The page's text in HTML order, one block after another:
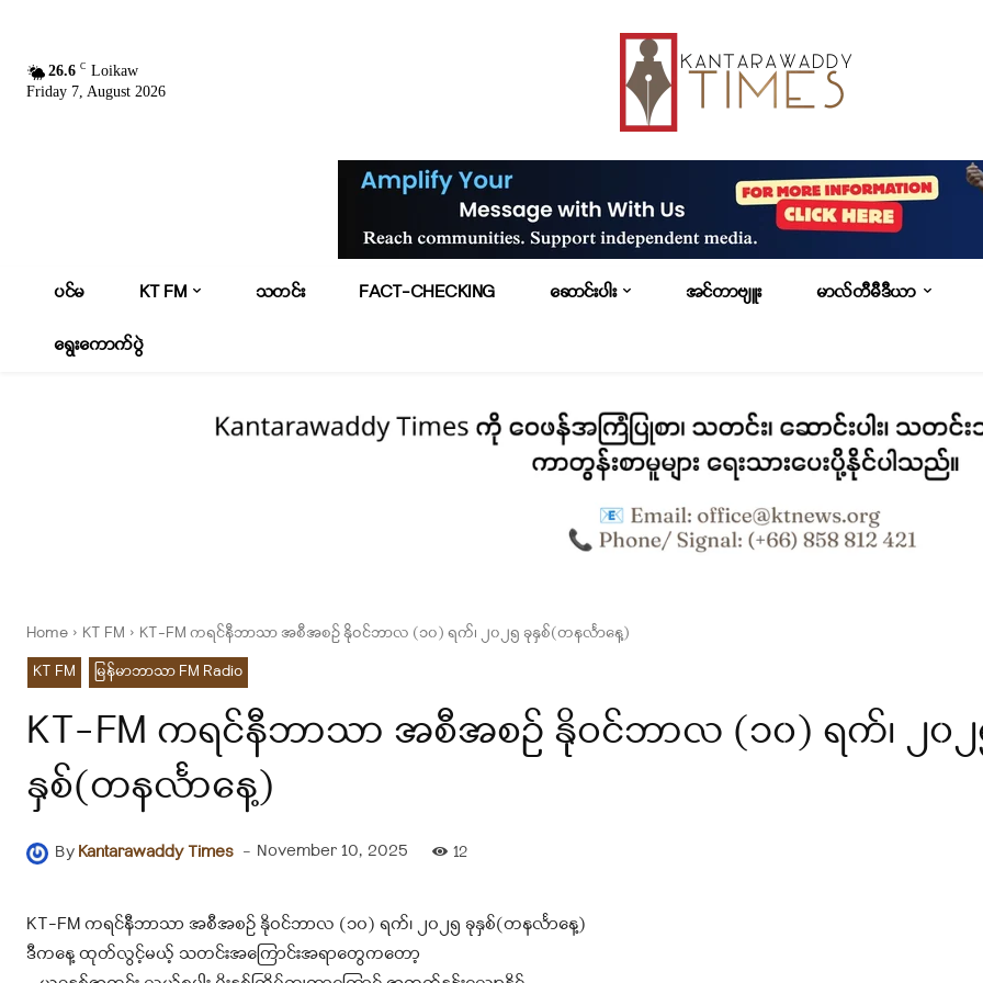
26.6 C Loikaw
Friday 7, August 2026
ပင်မ KT FM သတင်း FACT-CHECKING ဆောင်းပါး အင်တာဗျူး မာလ်တီမီဒီယာ
ရွေးကောက်ပွဲ
Home KT FM
KT-FM ကရင်နီဘာသာ အစီအစဉ် နိုဝင်ဘာလ (၁၀) ရက်၊ ၂၀၂၅ ခုနှစ်(တနင်္လာနေ့)
KT FM
မြန်မာဘာသာ FM Radio
KT-FM ကရင်နီဘာသာ အစီအစဉ် နိုဝင်ဘာလ (၁၀) ရက်၊ ၂၀၂
နှစ်(တနင်္လာနေ့)
ByKantarawaddy Times - November 10, 2025 12
KT-FM ကရင်နီဘာသာ အစီအစဉ် နိုဝင်ဘာလ (၁၀) ရက်၊ ၂၀၂၅ ခုနှစ်(တနင်္လာနေ့)
ဒီကနေ့ ထုတ်လွင့်မယ့် သတင်းအကြောင်းအရာတွေကတော့